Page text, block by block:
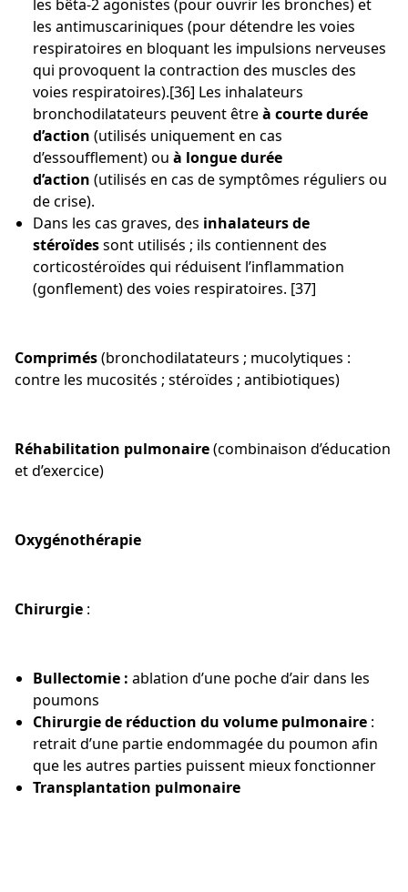
les bêta-2 agonistes (pour ouvrir les bronches) et
les antimuscariniques (pour détendre les voies
respiratoires en bloquant les impulsions nerveuses
qui provoquent la contraction des muscles des
voies respiratoires).[36] Les inhalateurs
bronchodilatateurs peuvent êtreà courte durée
d’action (utilisés uniquement en cas
d’essoufflement) ou à longue durée
d’action (utilisés en cas de symptômes réguliers ou
de crise).
Dans les cas graves, des inhalateurs de
stéroïdessont utilisés ; ils contiennent des
corticostéroïdes qui réduisent l’inflammation
(gonflement) des voies respiratoires. [37]
Comprimés(bronchodilatateurs ; mucolytiques :
contre les mucosités ; stéroïdes ; antibiotiques)
Réhabilitation pulmonaire(combinaison d’éducation
et d’exercice)
Oxygénothérapie
Chirurgie :
Bullectomie : ablation d’une poche d’air dans les
poumons
Chirurgie de réduction du volume pulmonaire :
retrait d’une partie endommagée du poumon afin
que les autres parties puissent mieux fonctionner
Transplantation pulmonaire